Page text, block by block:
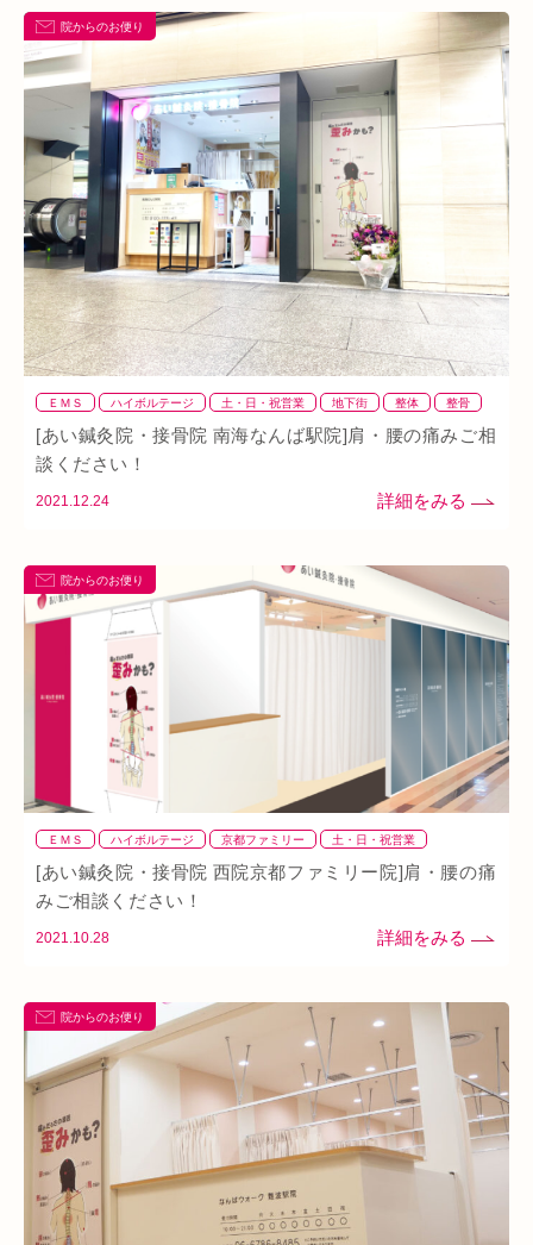
院からのお便り
ＥＭＳ ハイボルテージ 土・日・祝営業 地下街 整体
整骨
日曜営業
猫背 矯正 筋トレ 背骨矯正
首
[あい鍼灸院・接骨院 南海なんば駅院]肩・腰の痛みご相
談ください！
2021.12.24
院からのお便り
ＥＭＳ ハイボルテージ 京都ファミリー
土・日・祝営業
土・祝営業
姿勢不良 整体 整骨 矯正
肩
背骨矯正 腰 血流改善 鍼灸 首 骨盤 骨盤矯正
[あい鍼灸院・接骨院 西院京都ファミリー院]肩・腰の痛
みご相談ください！
2021.10.28
院からのお便り